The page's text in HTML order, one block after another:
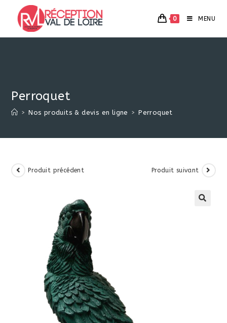
content
0 MENU
Perroquet
> Nos produits & devis en ligne > Perroquet
Produit précédent Produit suivant